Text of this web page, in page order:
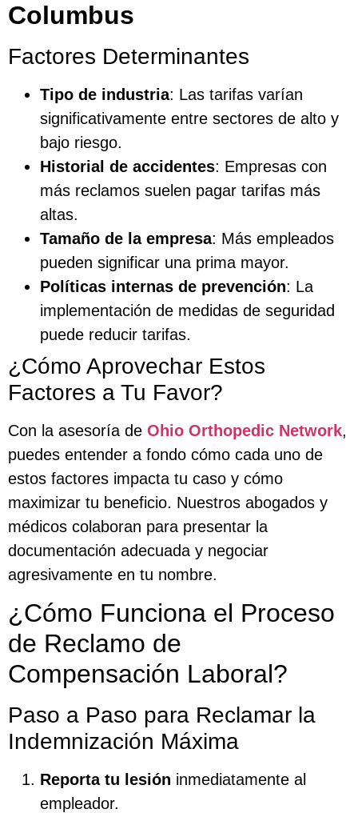
Columbus
Factores Determinantes
Tipo de industria: Las tarifas varían
significativamente entre sectores de alto y
bajo riesgo.
Historial de accidentes: Empresas con
más reclamos suelen pagar tarifas más
altas.
Tamaño de la empresa: Más empleados
pueden significar una prima mayor.
Políticas internas de prevención: La
implementación de medidas de seguridad
puede reducir tarifas.
¿Cómo Aprovechar Estos
Factores a Tu Favor?
Con la asesoría de Ohio Orthopedic Network,
puedes entender a fondo cómo cada uno de
estos factores impacta tu caso y cómo
maximizar tu beneficio. Nuestros abogados y
médicos colaboran para presentar la
documentación adecuada y negociar
agresivamente en tu nombre.
¿Cómo Funciona el Proceso
de Reclamo de
Compensación Laboral?
Paso a Paso para Reclamar la
Indemnización Máxima
Reporta tu lesión inmediatamente al
empleador.